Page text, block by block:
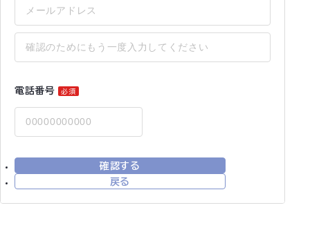
電話番号 必須
戻る
確認する